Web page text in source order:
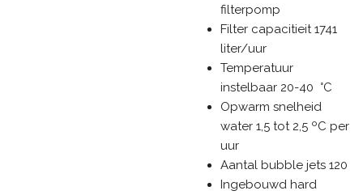
filterpomp
Filter capacitieit 1741
liter/uur
Temperatuur
instelbaar 20-40 °C
Opwarm snelheid
water 1,5 tot 2,5 ºC per
uur
Aantal bubble jets 120
Ingebouwd hard